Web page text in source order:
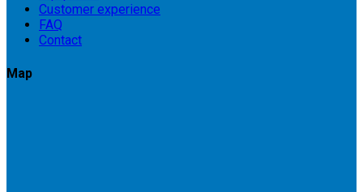
Customer experience
FAQ
Contact
Map